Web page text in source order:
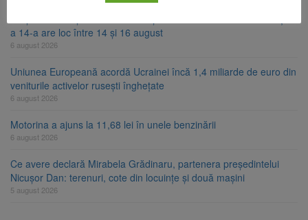
a 14-a are loc între 14 și 16 august
6 august 2026
Uniunea Europeană acordă Ucrainei încă 1,4 miliarde de euro din
veniturile activelor rusești înghețate
6 august 2026
Motorina a ajuns la 11,68 lei în unele benzinării
6 august 2026
Ce avere declară Mirabela Grădinaru, partenera președintelui
Nicușor Dan: terenuri, cote din locuințe și două mașini
5 august 2026